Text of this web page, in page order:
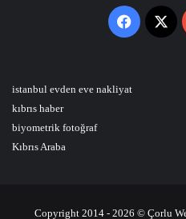
Facebook
X
istanbul evden eve nakliyat
kıbrıs haber
biyometrik fotoğraf
Kıbrıs Araba
Copyright 2014 - 2026 © Çorlu